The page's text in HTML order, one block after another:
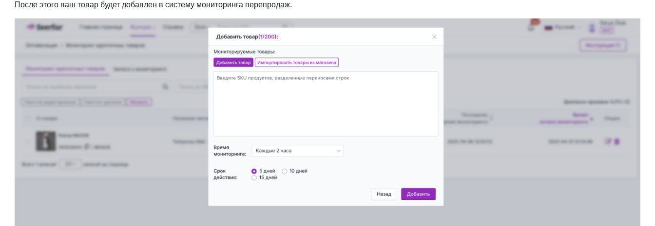
После этого ваш товар будет добавлен в систему мониторинга перепродаж.